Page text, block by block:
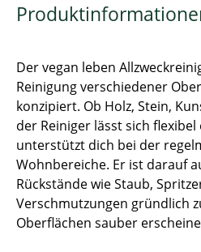
Der vegan leben
Reinigung verschiedener
konzipiert. Ob Holz, Stein,
der Reiniger lässt sich
unterstützt dich bei der
Wohnbereiche. Er ist darauf
Rückstände wie Staub,
Verschmutzungen gründlich
Oberflächen sauber